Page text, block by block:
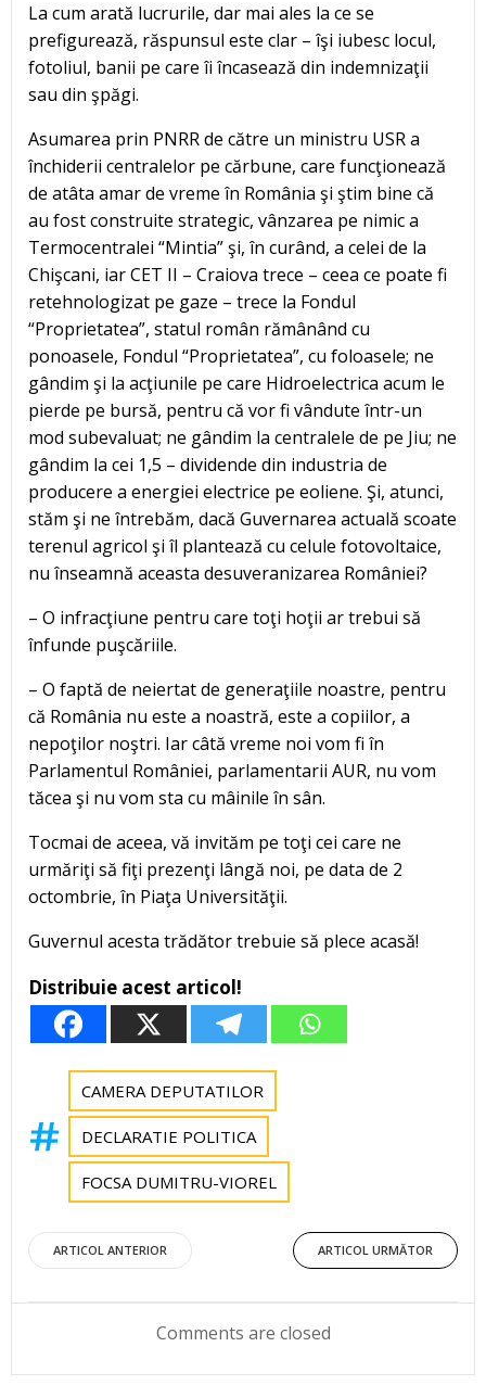
La cum arată lucrurile, dar mai ales la ce se
prefigurează, răspunsul este clar – îşi iubesc locul,
fotoliul, banii pe care îi încasează din indemnizaţii
sau din şpăgi.
Asumarea prin PNRR de către un ministru USR a
închiderii centralelor pe cărbune, care funcţionează
de atâta amar de vreme în România şi ştim bine că
au fost construite strategic, vânzarea pe nimic a
Termocentralei “Mintia” şi, în curând, a celei de la
Chişcani, iar CET II – Craiova trece – ceea ce poate fi
retehnologizat pe gaze – trece la Fondul
“Proprietatea”, statul român rămânând cu
ponoasele, Fondul “Proprietatea”, cu foloasele; ne
gândim şi la acţiunile pe care Hidroelectrica acum le
pierde pe bursă, pentru că vor fi vândute într-un
mod subevaluat; ne gândim la centralele de pe Jiu; ne
gândim la cei 1,5 – dividende din industria de
producere a energiei electrice pe eoliene. Şi, atunci,
stăm şi ne întrebăm, dacă Guvernarea actuală scoate
terenul agricol şi îl plantează cu celule fotovoltaice,
nu înseamnă aceasta desuveranizarea României?
– O infracţiune pentru care toţi hoţii ar trebui să
înfunde puşcăriile.
– O faptă de neiertat de generaţiile noastre, pentru
că România nu este a noastră, este a copiilor, a
nepoţilor noştri. Iar câtă vreme noi vom fi în
Parlamentul României, parlamentarii AUR, nu vom
tăcea şi nu vom sta cu mâinile în sân.
Tocmai de aceea, vă invităm pe toţi cei care ne
urmăriţi să fiţi prezenţi lângă noi, pe data de 2
octombrie, în Piaţa Universităţii.
Guvernul acesta trădător trebuie să plece acasă!
Distribuie acest articol!
CAMERA DEPUTATILOR
DECLARATIE POLITICA
FOCSA DUMITRU-VIOREL
Post
navigation
ARTICOL ANTERIOR
Post
navigation
ARTICOL URMĂTOR
Comments are closed